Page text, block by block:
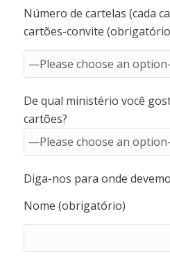
Número de cartelas (cada
cartões-convite
De qual ministério você
cartões?
Diga-nos para onde
Nome (obrigatório)